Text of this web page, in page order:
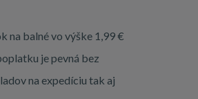
na balné vo výške 1,99 €
je pevná bez
na expedíciu tak aj